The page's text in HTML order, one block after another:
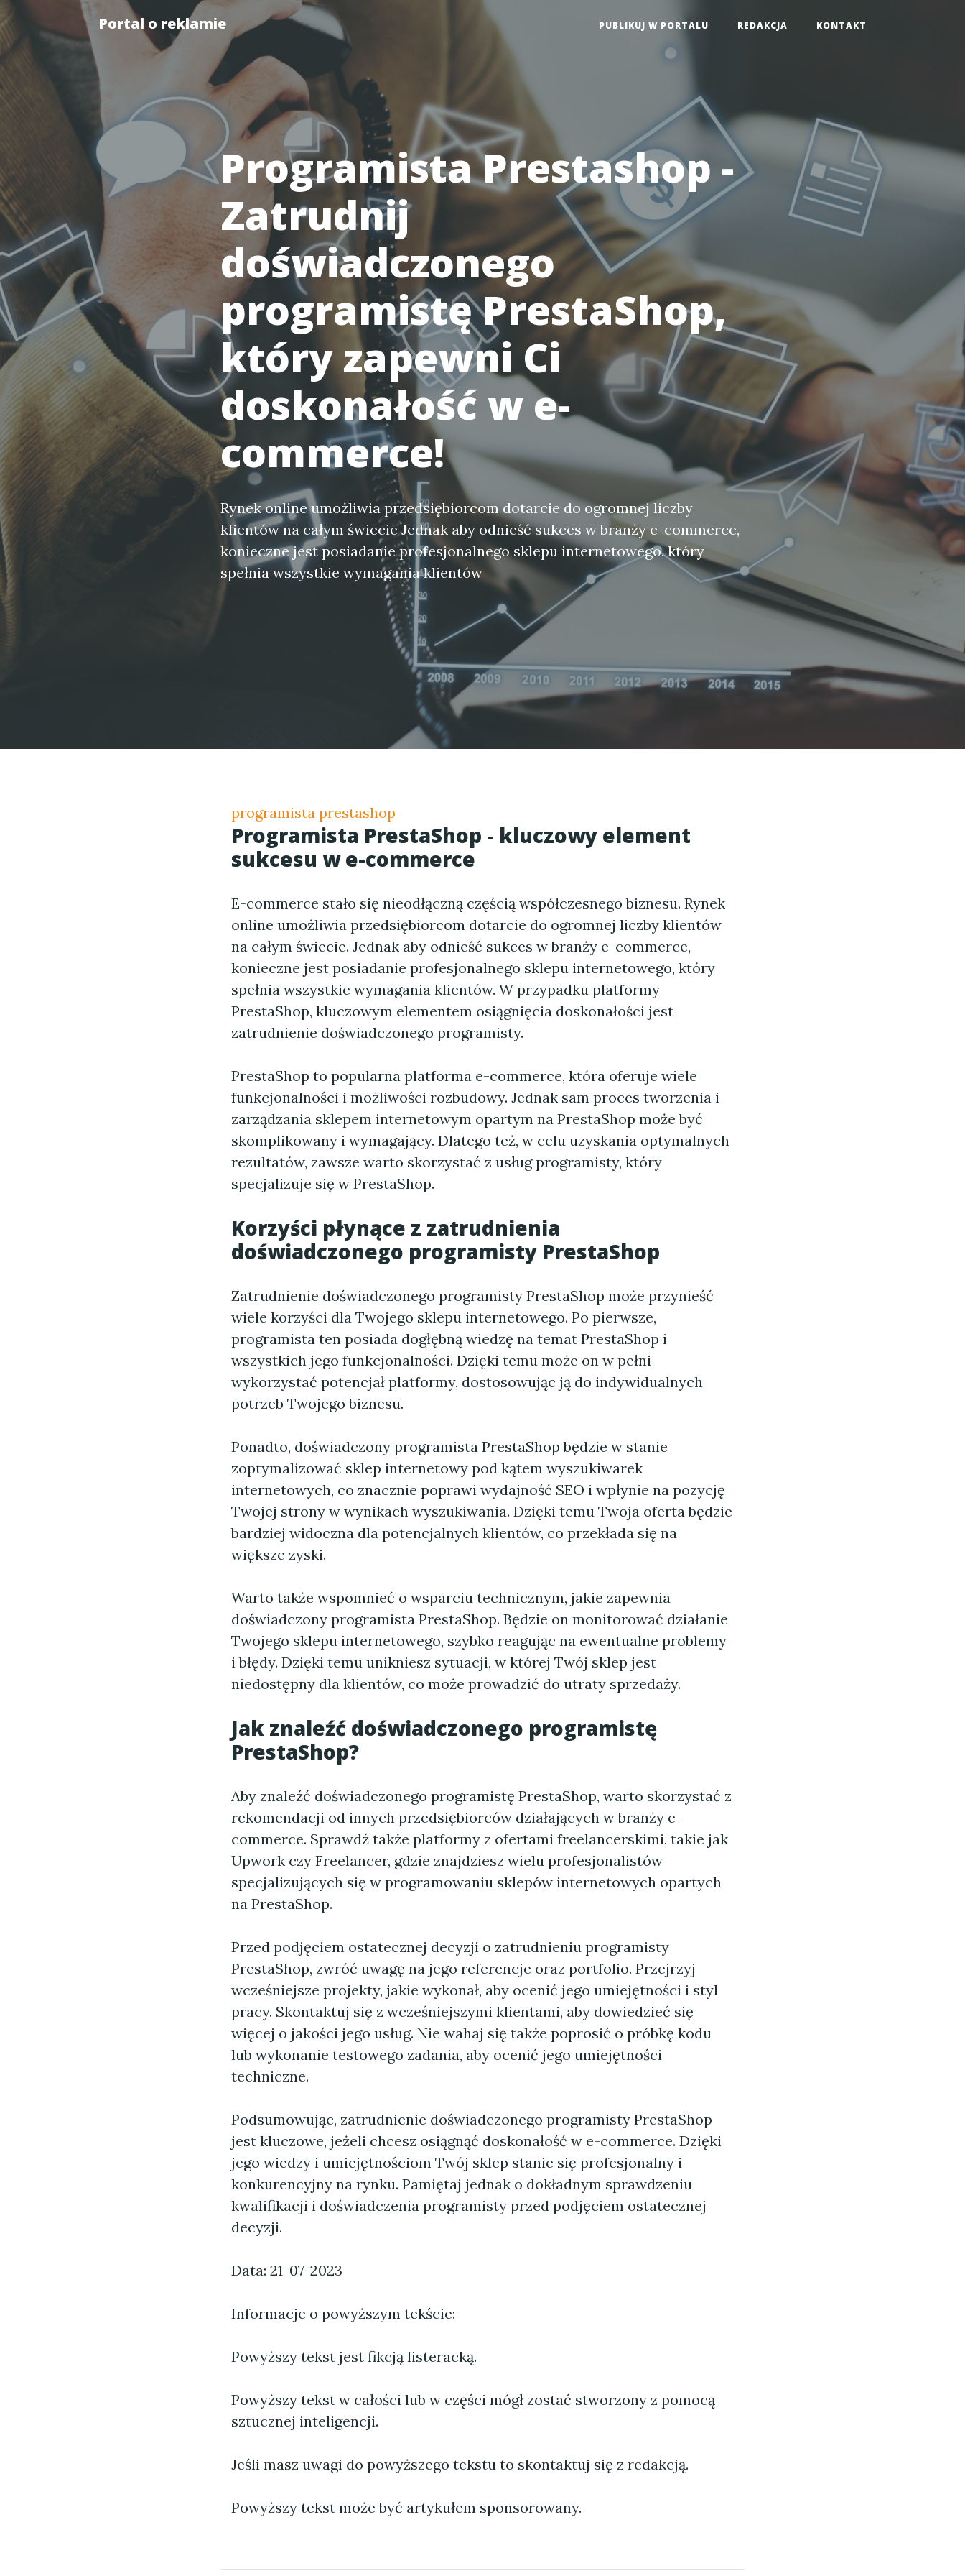
Portal o reklamie PUBLIKUJ W PORTALU REDAKCJA KONTAKT
Programista Prestashop -
Zatrudnij
doświadczonego
programistę PrestaShop,
który zapewni Ci
doskonałość w e-
commerce!
Rynek online umożliwia przedsiębiorcom dotarcie do ogromnej liczby
klientów na całym świecie Jednak aby odnieść sukces w branży e-commerce,
konieczne jest posiadanie profesjonalnego sklepu internetowego, który
spełnia wszystkie wymagania klientów
programista prestashop
Programista PrestaShop - kluczowy element
sukcesu w e-commerce
E-commerce stało się nieodłączną częścią współczesnego biznesu. Rynek
online umożliwia przedsiębiorcom dotarcie do ogromnej liczby klientów
na całym świecie. Jednak aby odnieść sukces w branży e-commerce,
konieczne jest posiadanie profesjonalnego sklepu internetowego, który
spełnia wszystkie wymagania klientów. W przypadku platformy
PrestaShop, kluczowym elementem osiągnięcia doskonałości jest
zatrudnienie doświadczonego programisty.
PrestaShop to popularna platforma e-commerce, która oferuje wiele
funkcjonalności i możliwości rozbudowy. Jednak sam proces tworzenia i
zarządzania sklepem internetowym opartym na PrestaShop może być
skomplikowany i wymagający. Dlatego też, w celu uzyskania optymalnych
rezultatów, zawsze warto skorzystać z usług programisty, który
specjalizuje się w PrestaShop.
Korzyści płynące z zatrudnienia
doświadczonego programisty PrestaShop
Zatrudnienie doświadczonego programisty PrestaShop może przynieść
wiele korzyści dla Twojego sklepu internetowego. Po pierwsze,
programista ten posiada dogłębną wiedzę na temat PrestaShop i
wszystkich jego funkcjonalności. Dzięki temu może on w pełni
wykorzystać potencjał platformy, dostosowując ją do indywidualnych
potrzeb Twojego biznesu.
Ponadto, doświadczony programista PrestaShop będzie w stanie
zoptymalizować sklep internetowy pod kątem wyszukiwarek
internetowych, co znacznie poprawi wydajność SEO i wpłynie na pozycję
Twojej strony w wynikach wyszukiwania. Dzięki temu Twoja oferta będzie
bardziej widoczna dla potencjalnych klientów, co przekłada się na
większe zyski.
Warto także wspomnieć o wsparciu technicznym, jakie zapewnia
doświadczony programista PrestaShop. Będzie on monitorować działanie
Twojego sklepu internetowego, szybko reagując na ewentualne problemy
i błędy. Dzięki temu unikniesz sytuacji, w której Twój sklep jest
niedostępny dla klientów, co może prowadzić do utraty sprzedaży.
Jak znaleźć doświadczonego programistę
PrestaShop?
Aby znaleźć doświadczonego programistę PrestaShop, warto skorzystać z
rekomendacji od innych przedsiębiorców działających w branży e-
commerce. Sprawdź także platformy z ofertami freelancerskimi, takie jak
Upwork czy Freelancer, gdzie znajdziesz wielu profesjonalistów
specjalizujących się w programowaniu sklepów internetowych opartych
na PrestaShop.
Przed podjęciem ostatecznej decyzji o zatrudnieniu programisty
PrestaShop, zwróć uwagę na jego referencje oraz portfolio. Przejrzyj
wcześniejsze projekty, jakie wykonał, aby ocenić jego umiejętności i styl
pracy. Skontaktuj się z wcześniejszymi klientami, aby dowiedzieć się
więcej o jakości jego usług. Nie wahaj się także poprosić o próbkę kodu
lub wykonanie testowego zadania, aby ocenić jego umiejętności
techniczne.
Podsumowując, zatrudnienie doświadczonego programisty PrestaShop
jest kluczowe, jeżeli chcesz osiągnąć doskonałość w e-commerce. Dzięki
jego wiedzy i umiejętnościom Twój sklep stanie się profesjonalny i
konkurencyjny na rynku. Pamiętaj jednak o dokładnym sprawdzeniu
kwalifikacji i doświadczenia programisty przed podjęciem ostatecznej
decyzji.
Data: 21-07-2023
Informacje o powyższym tekście:
Powyższy tekst jest fikcją listeracką.
Powyższy tekst w całości lub w części mógł zostać stworzony z pomocą
sztucznej inteligencji.
Jeśli masz uwagi do powyższego tekstu to skontaktuj się z redakcją.
Powyższy tekst może być artykułem sponsorowany.